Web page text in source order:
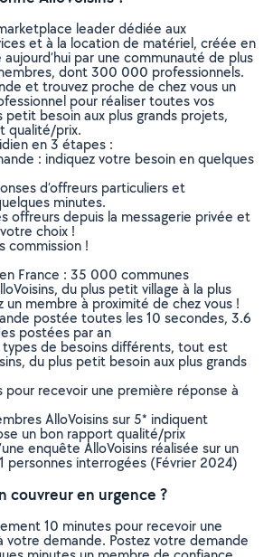
leader dédiée aux
et à la location de matériel, créée en
par une communauté de plus
dont 300 000 professionnels.
et trouvez proche de chez vous un
pour réaliser toutes vos
petit besoin aux plus grands projets,
qualité/prix.
en 3 étapes :
: indiquez votre besoin en quelques
d’offreurs particuliers et
minutes.
offreurs depuis la messagerie privée et
choix !
commission !
France : 35 000 communes
du plus petit village à la plus
un membre à proximité de chez vous !
postée toutes les 10 secondes, 3.6
postées par an
de besoins différents, tout est
du plus petit besoin aux plus grands
pour recevoir une première réponse à
AlloVoisins sur 5* indiquent
un bon rapport qualité/prix
enquête AlloVoisins réalisée sur un
personnes interrogées (Février 2024)
couvreur en urgence ?
10 minutes pour recevoir une
votre demande. Postez votre demande